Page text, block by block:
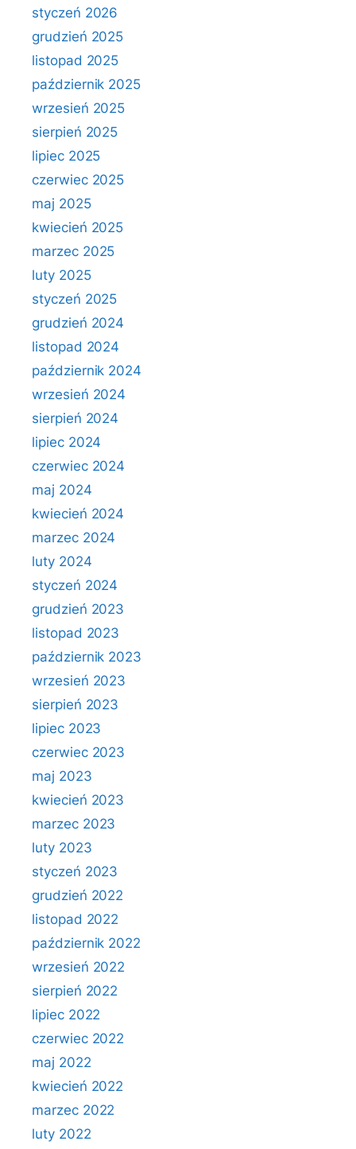
styczeń 2026
grudzień 2025
listopad 2025
październik 2025
wrzesień 2025
sierpień 2025
lipiec 2025
czerwiec 2025
maj 2025
kwiecień 2025
marzec 2025
luty 2025
styczeń 2025
grudzień 2024
listopad 2024
październik 2024
wrzesień 2024
sierpień 2024
lipiec 2024
czerwiec 2024
maj 2024
kwiecień 2024
marzec 2024
luty 2024
styczeń 2024
grudzień 2023
listopad 2023
październik 2023
wrzesień 2023
sierpień 2023
lipiec 2023
czerwiec 2023
maj 2023
kwiecień 2023
marzec 2023
luty 2023
styczeń 2023
grudzień 2022
listopad 2022
październik 2022
wrzesień 2022
sierpień 2022
lipiec 2022
czerwiec 2022
maj 2022
kwiecień 2022
marzec 2022
luty 2022